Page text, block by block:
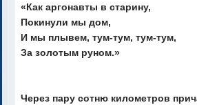
«Как аргонавты в старину,
Покинули мы дом,
И мы плывем, тум-тум, тум-тум,
За золотым руном.»
Через пару сотню километров